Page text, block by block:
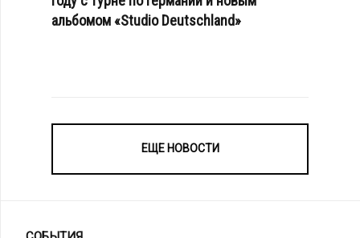
альбомом «Studio Deutschland»
ЕЩЕ НОВОСТИ